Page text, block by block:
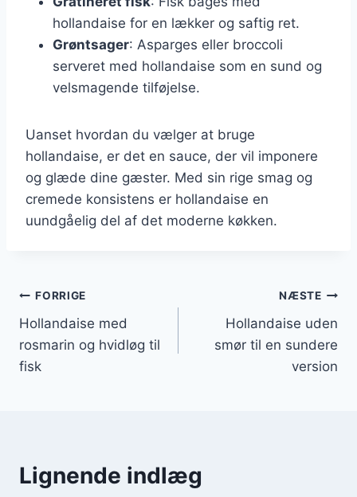
hollandaise for en lækker og saftig ret.
Grøntsager: Asparges eller broccoli
serveret med hollandaise som en sund og
velsmagende tilføjelse.
Uanset hvordan du vælger at bruge
hollandaise, er det en sauce, der vil imponere
og glæde dine gæster. Med sin rige smag og
cremede konsistens er hollandaise en
uundgåelig del af det moderne køkken.
Indlægsnavigation
FORRIGE
Hollandaise med
rosmarin og hvidløg til
fisk
NÆSTE
Hollandaise uden
smør til en sundere
version
Lignende indlæg